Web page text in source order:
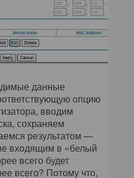
данные
опцию
вводим
сохраняем
результатом —
входящим в «белый
всего будет
всего? Потому что,